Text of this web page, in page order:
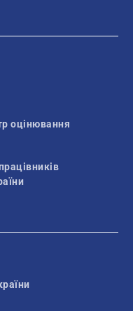
оцінювання